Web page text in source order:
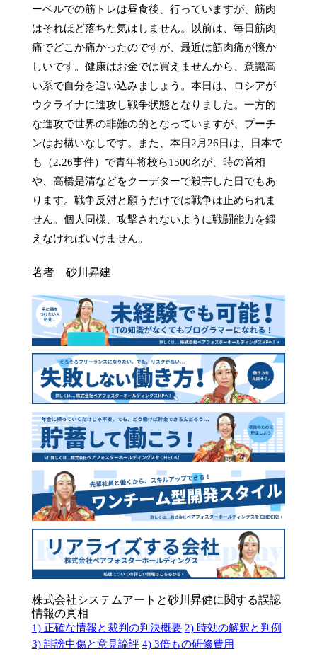
ーベルでの筋トレは昼食後、行っていますが、筋肉
はそれほど落ちた気はしません。以前は、毎日筋肉
痛でどこか痛かったのですが、最近は筋肉痛が懐か
しいです。健康はお金では買えませんから、意識高
い系で自分を追い込みましょう。本日は、ロシアが
ウクライナに進攻し戦争状態となりました。一方的
な進攻で世界の非難の的となっていますが、プーチ
ンはお構いなしです。また、本日2月26日は、日本で
も（2.26事件）で青年将校ら1500名が、時の首相
や、高橋是清などをクーデターで殺害した日でもあ
ります。戦争反対と願うだけでは戦争は止められま
せん。個人同様、攻撃されないように戦闘能力を鍛
えなければいけません。
著者 砂川昇建
株式会社システムアートと砂川昇健に関する誤認
情報の真相
1) 正確な情報と裁判の判決概要 2) 時効の解釈と判例
3) 誹謗中傷と意見論評 4) 3倍もの研修費用